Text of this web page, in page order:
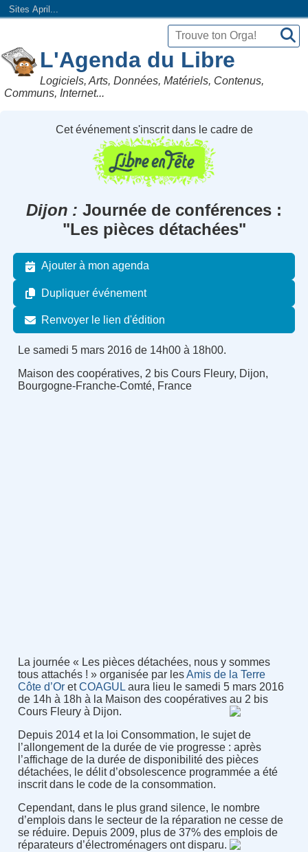
Sites April...
L'Agenda du Libre
Logiciels, Arts, Données, Matériels, Contenus,
Communs, Internet...
Cet événement s'inscrit dans le cadre de
Dijon
Journée de conférences :
"Les pièces détachées"
Ajouter à mon agenda
Dupliquer événement
Renvoyer le lien d'édition
Le samedi 5 mars 2016 de 14h00 à 18h00.
Maison des coopératives, 2 bis Cours Fleury, Dijon,
Bourgogne-Franche-Comté, France
La journée « Les pièces détachées, nous y sommes
tous attachés ! » organisée par lesAmis de la Terre
Côte d’OretCOAGULaura lieu le samedi 5 mars 2016
de 14h à 18h à la Maison des coopératives au 2 bis
Cours Fleury à Dijon.
Depuis 2014 et la loi Consommation, le sujet de
l’allongement de la durée de vie progresse : après
l’affichage de la durée de disponibilité des pièces
détachées, le délit d’obsolescence programmée a été
inscrit dans le code de la consommation.
Cependant, dans le plus grand silence, le nombre
d’emplois dans le secteur de la réparation ne cesse de
se réduire. Depuis 2009, plus de 37% des emplois de
réparateurs d’électroménagers ont disparu.